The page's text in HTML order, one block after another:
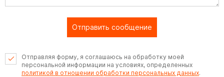
Отправить сообщение
Отправляя форму, я соглашаюсь на обработку моей
персональной информации на условиях, определенных
политикой в отношении обработки персональных данных.